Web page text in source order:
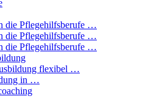
die Pflegehilfsberufe …
die Pflegehilfsberufe …
die Pflegehilfsberufe …
flexibel …
in …